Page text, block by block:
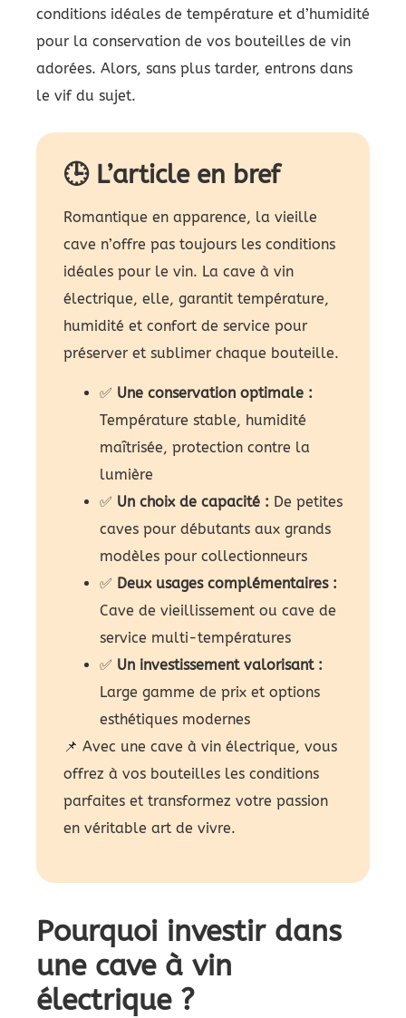
conditions idéales de température et d’humidité
pour la conservation de vos bouteilles de vin
adorées. Alors, sans plus tarder, entrons dans
le vif du sujet.
🕒 L’article en bref
Romantique en apparence, la vieille
cave n’offre pas toujours les conditions
idéales pour le vin. La cave à vin
électrique, elle, garantit température,
humidité et confort de service pour
préserver et sublimer chaque bouteille.
✅ Une conservation optimale :
Température stable, humidité
maîtrisée, protection contre la
lumière
✅ Un choix de capacité : De petites
caves pour débutants aux grands
modèles pour collectionneurs
✅ Deux usages complémentaires :
Cave de vieillissement ou cave de
service multi-températures
✅ Un investissement valorisant :
Large gamme de prix et options
esthétiques modernes
📌 Avec une cave à vin électrique, vous
offrez à vos bouteilles les conditions
parfaites et transformez votre passion
en véritable art de vivre.
Pourquoi investir dans
une cave à vin
électrique ?